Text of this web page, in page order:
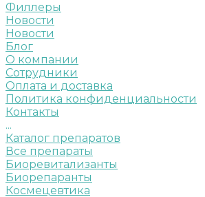
Филлеры
Новости
Новости
Блог
О компании
Сотрудники
Оплата и доставка
Политика конфиденциальности
Контакты
...
Каталог препаратов
Все препараты
Биоревитализанты
Биорепаранты
Космецевтика